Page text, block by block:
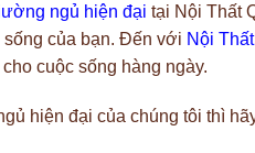
ngủ hiện đại tại Nội Thất
của bạn. Đến với Nội
cuộc sống hàng ngày.
hiện đại của chúng tôi thì